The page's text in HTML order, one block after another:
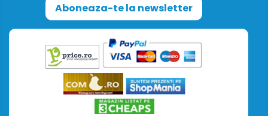
Aboneaza-te la newsletter